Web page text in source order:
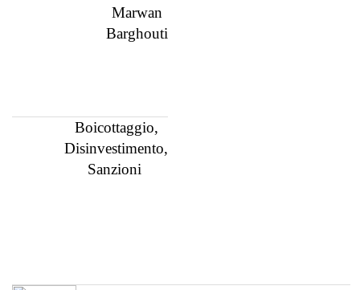
Marwan
Barghouti
Boicottaggio,
Disinvestimento,
Sanzioni